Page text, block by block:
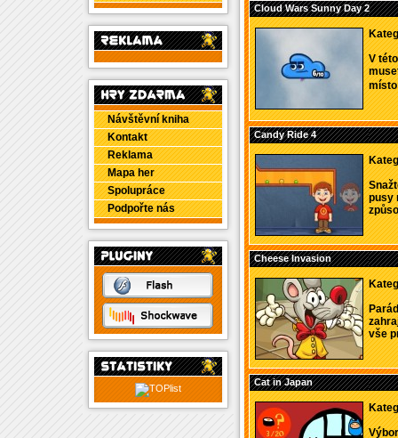
Návštěvní kniha
Kontakt
Reklama
Mapa her
Spolupráce
Podpořte nás
Cloud Wars Sunny Day 2
V
Candy Ride 4
pusy
Cheese Invasion
vše
Cat in Japan